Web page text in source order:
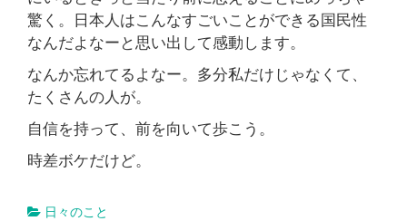
驚く。日本人はこんなすごいことができる国民性
なんだよなーと思い出して感動します。
なんか忘れてるよなー。多分私だけじゃなくて、
たくさんの人が。
自信を持って、前を向いて歩こう。
時差ボケだけど。
日々のこと